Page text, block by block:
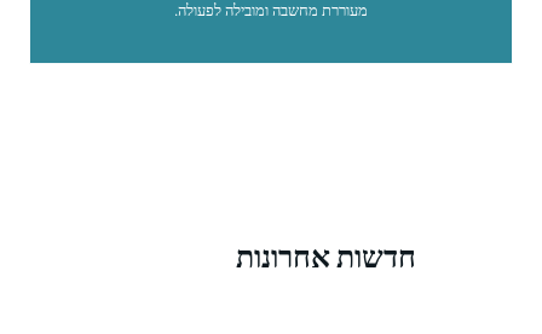
מעוררת מחשבה ומובילה לפעולה.
חדשות אחרונות